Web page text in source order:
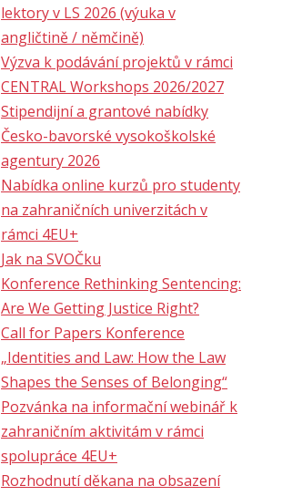
lektory v LS 2026 (výuka v
angličtině / němčině)
Výzva k podávání projektů v rámci
CENTRAL Workshops 2026/2027
Stipendijní a grantové nabídky
Česko-bavorské vysokoškolské
agentury 2026
Nabídka online kurzů pro studenty
na zahraničních univerzitách v
rámci 4EU+
Jak na SVOČku
Konference Rethinking Sentencing:
Are We Getting Justice Right?
Call for Papers Konference
„Identities and Law: How the Law
Shapes the Senses of Belonging“
Pozvánka na informační webinář k
zahraničním aktivitám v rámci
spolupráce 4EU+
Rozhodnutí děkana na obsazení